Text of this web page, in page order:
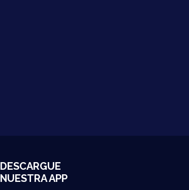
DESCARGUE
NUESTRA APP